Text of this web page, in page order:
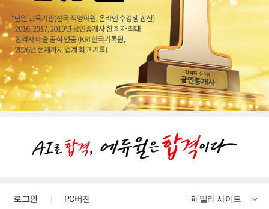
로그인 PC버전 패밀리 사이트